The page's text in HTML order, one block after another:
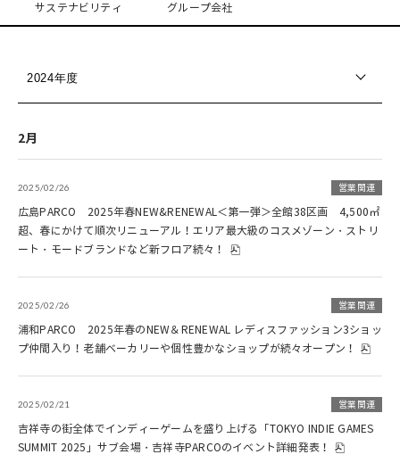
サステナビリティ グループ会社
2月
2025/02/26 営業関連
広島PARCO 2025年春NEW&RENEWAL＜第一弾＞全館38区画 4,500㎡
超、春にかけて順次リニューアル！エリア最大級のコスメゾーン・ストリ
ート・モードブランドなど新フロア続々！
2025/02/26 営業関連
浦和PARCO 2025年春のNEW＆RENEWAL レディスファッション3ショッ
プ仲間入り！老舗ベーカリーや個性豊かなショップが続々オープン！
2025/02/21 営業関連
吉祥寺の街全体でインディーゲームを盛り上げる「TOKYO INDIE GAMES
SUMMIT 2025」サブ会場・吉祥寺PARCOのイベント詳細発表！